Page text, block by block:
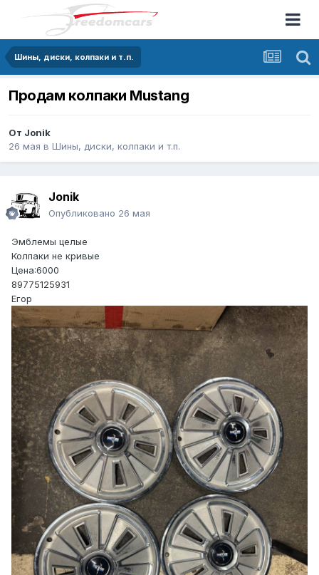
Шины, диски, колпаки и т.п.
Продам колпаки Mustang
От Jonik
26 мая в Шины, диски, колпаки и т.п.
Jonik
Опубликовано 26 мая
Эмблемы целые
Колпаки не кривые
Цена:6000
89775125931
Егор